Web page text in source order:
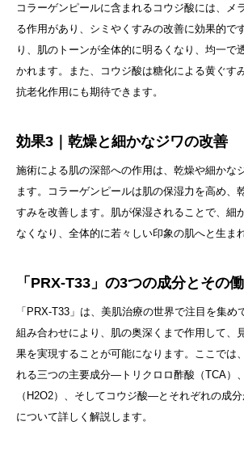
コラーゲンピールに含まれるコウジ酸には、メ
る作用があり、シミやくすみの改善に効果的で
り、肌のトーンが全体的に明るくなり、均一で
かれます。また、コウジ酸は糖化による黄ぐす
抗老化作用にも期待できます。
効果3｜乾燥と細かなジワの改善
施術による肌の深部への作用は、乾燥や細かな
ます。コラーゲンピールは肌の保湿力を高め、
すみを改善します。肌が保湿されることで、細
なくなり、全体的に若々しい印象の肌へと生ま
「PRX-T33」の3つの成分とその
「PRX-T33」は、美肌治療の世界で注目を集め
組み合わせにより、肌の奥深くまで作用して、
果を実現することが可能になります。ここでは
れる三つの主要成分—トリクロロ酢酸（TCA）
（H2O2）、そしてコウジ酸—とそれぞれの成
について詳しく解説します。